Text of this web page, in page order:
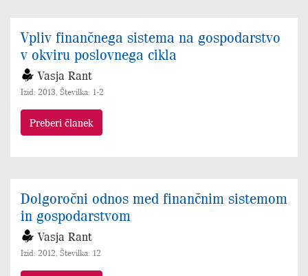
Vpliv finančnega sistema na gospodarstvo
v okviru poslovnega cikla
Vasja Rant
Izid: 2013, Številka: 1-2
Preberi članek
Dolgoročni odnos med finančnim sistemom
in gospodarstvom
Vasja Rant
Izid: 2012, Številka: 12